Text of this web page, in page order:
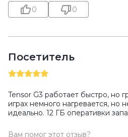
0 0
Посетитель
Tensor G3 работает быстро, но
играх немного нагревается, но
идеально. 12 ГБ оперативки
Вам помог этот отзыв?